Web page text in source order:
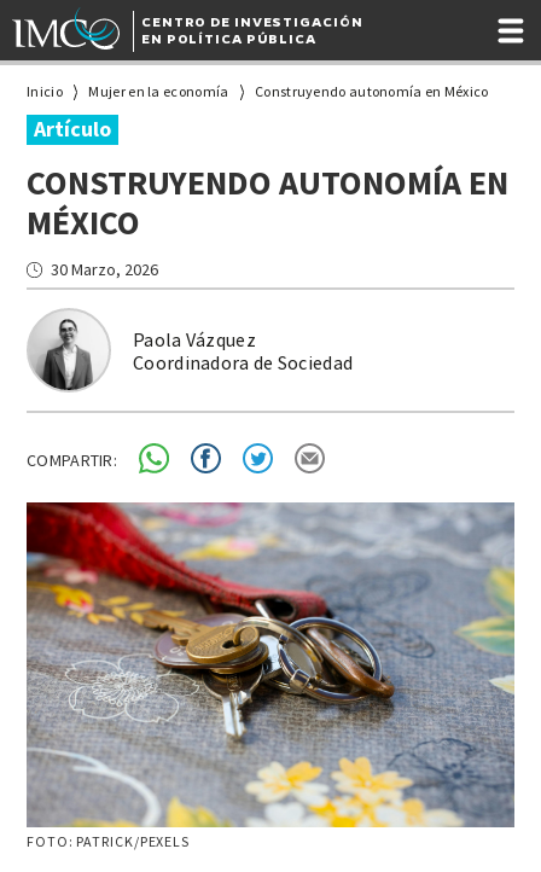
CENTRO DE INVESTIGACIÓN
EN POLÍTICA PÚBLICA
Inicio Mujer en la economía Construyendo autonomía en México
Artículo
CONSTRUYENDO AUTONOMÍA EN
MÉXICO
Paola Vázquez
Coordinadora de Sociedad
30 Marzo, 2026
COMPARTIR:
FOTO: PATRICK/PEXELS